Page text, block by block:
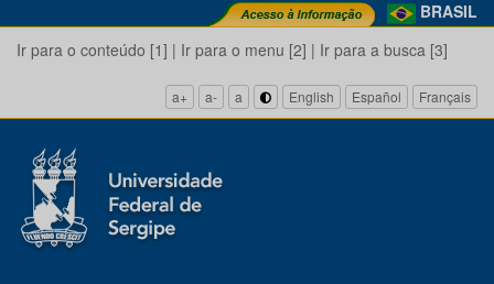
BRASIL
Ir para o conteúdo [1] | Ir para o menu [2] | Ir para a busca [3]
a+ a- a English Español Français